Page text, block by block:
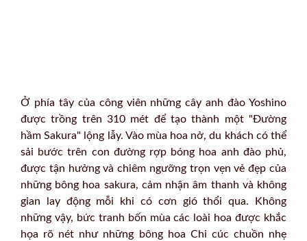
Ở phía tây của công viên những cây anh đào Yoshino
được trồng trên 310 mét để tạo thành một "Đường
hầm Sakura" lộng lẫy. Vào mùa hoa nở, du khách có thể
sải bước trên con đường rợp bóng hoa anh đào phủ,
được tận hưởng và chiêm ngưỡng trọn vẹn vẻ đẹp của
những bông hoa sakura, cảm nhận âm thanh và không
gian lay động mỗi khi có cơn gió thổi qua. Không
những vậy, bức tranh bốn mùa các loài hoa được khắc
họa rõ nét như những bông hoa Chi cúc chuồn nhẹ